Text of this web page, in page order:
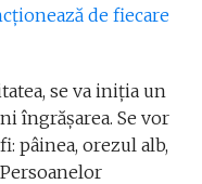
de fiecare
se va iniția un
îngrășarea. Se vor
pâinea, orezul alb,